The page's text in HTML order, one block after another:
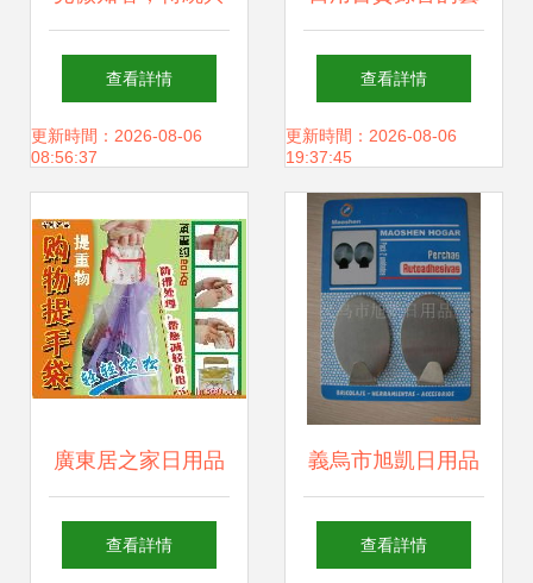
新融 // 年貨包裝設
計的視覺邏輯\n\n
的包裝剛需——大
包小包購物節的容
手提年貨禮品袋圖
多數原店主偏愛滿
查看詳情
更新時間：2026-08-06
08:56:37
術 捕捉生活與商業
的交響
查看詳情
更新時間：2026-08-06
19:37:45
廣東居之家日用品
廠 匠心打造優質日
查看詳情
義烏市旭凱日用品
廠——家用金屬制
查看詳情